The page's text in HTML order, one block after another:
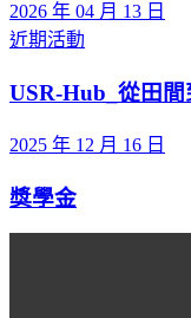
2026 年 04 月 13 日
近期活動
USR-Hub_從田
2025 年 12 月 16 日
獎學金